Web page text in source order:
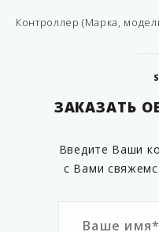
Контроллер (Марка,
ЗАКАЗАТЬ
Введите Ваши
с Вами